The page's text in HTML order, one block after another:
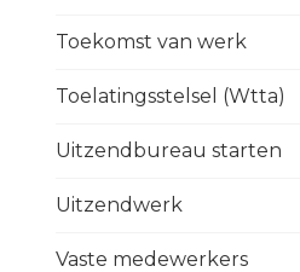
Toekomst van werk
Toelatingsstelsel (Wtta)
Uitzendbureau starten
Uitzendwerk
Vaste medewerkers